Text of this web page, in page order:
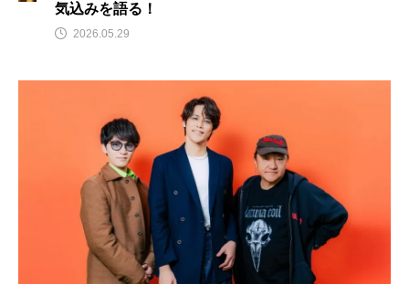
気込みを語る！
2026.05.29